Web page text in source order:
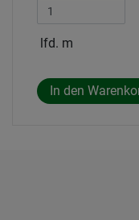
lfd. m